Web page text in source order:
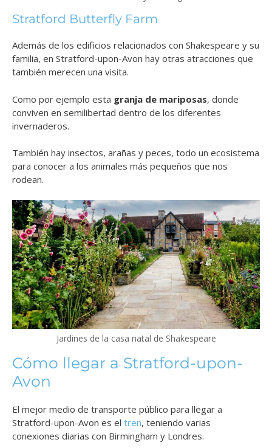
Stratford Butterfly Farm
Además de los edificios relacionados con Shakespeare y su
familia, en Stratford-upon-Avon hay otras atracciones que
también merecen una visita.
Como por ejemplo esta granja de mariposas, donde
conviven en semilibertad dentro de los diferentes
invernaderos.
También hay insectos, arañas y peces, todo un ecosistema
para conocer a los animales más pequeños que nos
rodean.
Jardines de la casa natal de Shakespeare
Cómo llegar a Stratford-upon-
Avon
El mejor medio de transporte público para llegar a
Stratford-upon-Avon es el tren, teniendo varias
conexiones diarias con Birmingham y Londres.